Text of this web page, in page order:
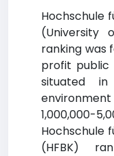
Hochschule
(University
ranking was
profit public
situated in
Hochschule
(HFBK)